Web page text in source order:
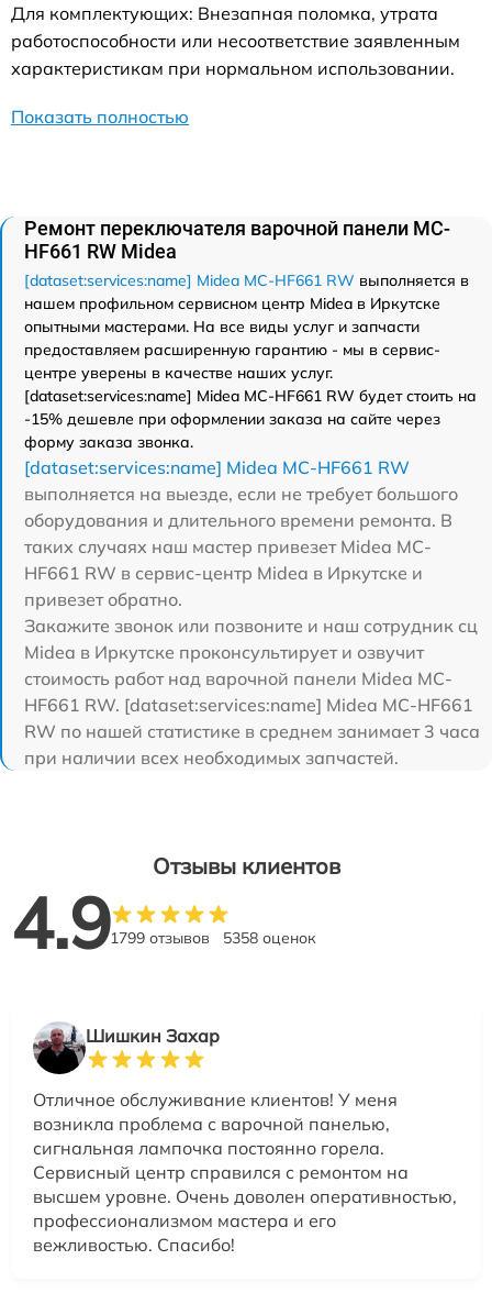
Для комплектующих: Внезапная поломка, утрата
работоспособности или несоответствие заявленным
характеристикам при нормальном использовании.
Показать полностью
Ремонт переключателя варочной панели MC-
HF661 RW Midea
[dataset:services:name] Midea MC-HF661 RW выполняется в
нашем профильном сервисном центр Midea в Иркутске
опытными мастерами. На все виды услуг и запчасти
предоставляем расширенную гарантию - мы в сервис-
центре уверены в качестве наших услуг.
[dataset:services:name] Midea MC-HF661 RW будет стоить на
-15% дешевле при оформлении заказа на сайте через
форму заказа звонка.
[dataset:services:name] Midea MC-HF661 RW
выполняется на выезде, если не требует большого
оборудования и длительного времени ремонта. В
таких случаях наш мастер привезет Midea MC-
HF661 RW в сервис-центр Midea в Иркутске и
привезет обратно.
Закажите звонок или позвоните и наш сотрудник сц
Midea в Иркутске проконсультирует и озвучит
стоимость работ над варочной панели Midea MC-
HF661 RW. [dataset:services:name] Midea MC-HF661
RW по нашей статистике в среднем занимает 3 часа
при наличии всех необходимых запчастей.
Отзывы клиентов
4.91799 отзывов 5358 оценок
Шишкин Захар
Отличное обслуживание клиентов! У меня
возникла проблема с варочной панелью,
сигнальная лампочка постоянно горела.
Сервисный центр справился с ремонтом на
высшем уровне. Очень доволен оперативностью,
профессионализмом мастера и его
вежливостью. Спасибо!